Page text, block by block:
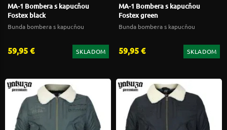
MA-1 Bombera s kapucňou
Fostex black
Bunda bombera s kapucňou
59,95 € SKLADOM
MA-1 Bombera s kapucňou
Fostex green
Bunda bombera s kapucňou
59,95 € SKLADOM